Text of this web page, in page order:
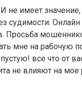
имеет
судимости.
Просьба
мне на рабочую
все что от
не влияют на мое